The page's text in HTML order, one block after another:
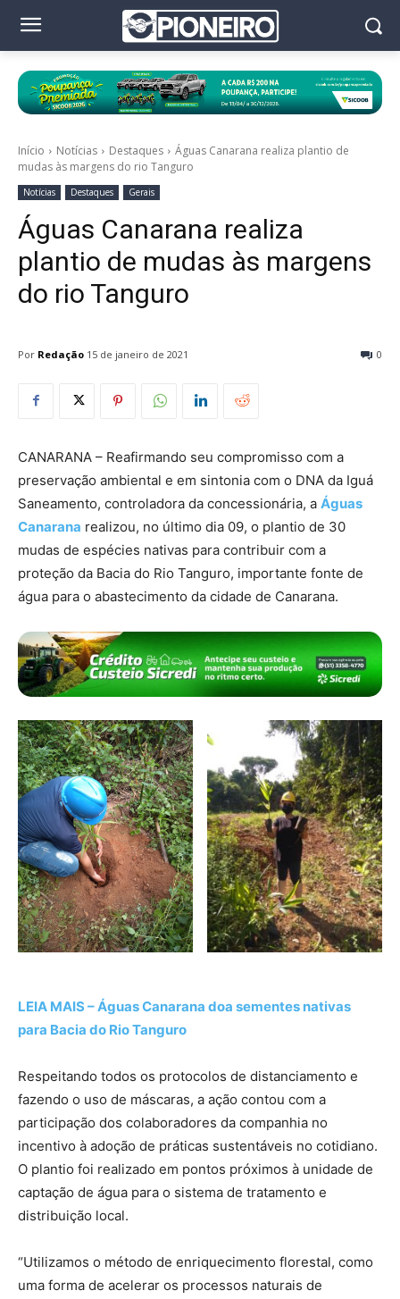
Início Notícias Destaques
Águas Canarana realiza plantio de
mudas às margens do rio Tanguro
Notícias Destaques Gerais
Águas Canarana realiza
plantio de mudas às margens
do rio Tanguro
Por Redação 0
15 de janeiro de 2021
CANARANA – Reafirmando seu compromisso com a
preservação ambiental e em sintonia com o DNA da Iguá
Saneamento, controladora da concessionária, a Águas
Canarana realizou, no último dia 09, o plantio de 30
mudas de espécies nativas para contribuir com a
proteção da Bacia do Rio Tanguro, importante fonte de
água para o abastecimento da cidade de Canarana.
LEIA MAIS – Águas Canarana doa sementes nativas
para Bacia do Rio Tanguro
Respeitando todos os protocolos de distanciamento e
fazendo o uso de máscaras, a ação contou com a
participação dos colaboradores da companhia no
incentivo à adoção de práticas sustentáveis no cotidiano.
O plantio foi realizado em pontos próximos à unidade de
captação de água para o sistema de tratamento e
distribuição local.
“Utilizamos o método de enriquecimento florestal, como
uma forma de acelerar os processos naturais de